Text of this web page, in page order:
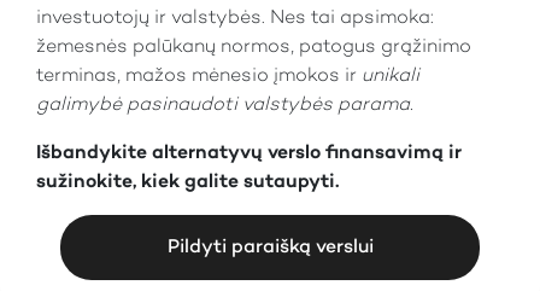
investuotojų ir valstybės. Nes tai apsimoka:
žemesnės palūkanų normos, patogus grąžinimo
terminas, mažos mėnesio įmokos ir unikali
galimybė pasinaudoti valstybės parama.
Išbandykite alternatyvų verslo finansavimą ir
sužinokite, kiek galite sutaupyti.
Pildyti paraišką verslui